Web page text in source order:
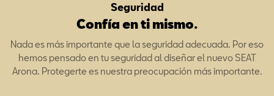
Seguridad
Confía en ti mismo.
Nada es más importante que la seguridad adecuada. Por eso
hemos pensado en tu seguridad al diseñar el nuevo SEAT
Arona. Protegerte es nuestra preocupación más importante.